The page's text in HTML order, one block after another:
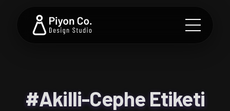
#Akilli-Cephe Etiketi